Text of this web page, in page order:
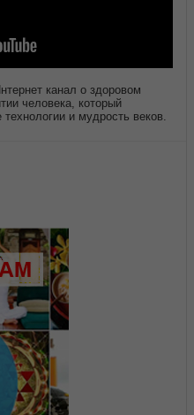
канал о здоровом
человека, который
и мудрость веков.